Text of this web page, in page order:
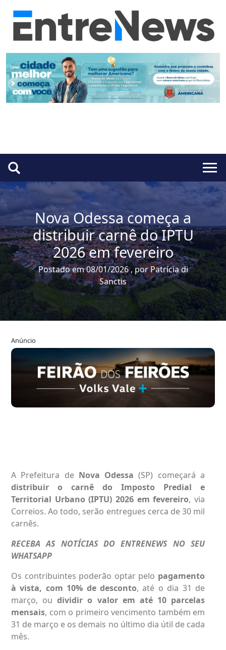
Nova Odessa começa a
distribuir carnê do IPTU
2026 em fevereiro
Postado em 08/01/2026 , por Patrícia di
Sanctis
Anúncio
A Prefeitura de Nova Odessa (SP) começará a
distribuir o carnê do Imposto Predial e
Territorial Urbano (IPTU) 2026 em fevereiro, via
Correios. Ao todo, serão entregues cerca de 30 mil
carnês.
RECEBA AS NOTÍCIAS DO ENTRENEWS NO SEU
WHATSAPP
Os contribuintes poderão optar pelo pagamento
à vista, com 10% de desconto, até o dia 31 de
março, oudividir o valor em até 10 parcelas
mensais, com o primeiro vencimento também em
31 de março e os demais no último dia útil de cada
mês.